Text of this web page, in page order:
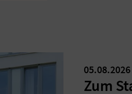
05.08.2026
Zum